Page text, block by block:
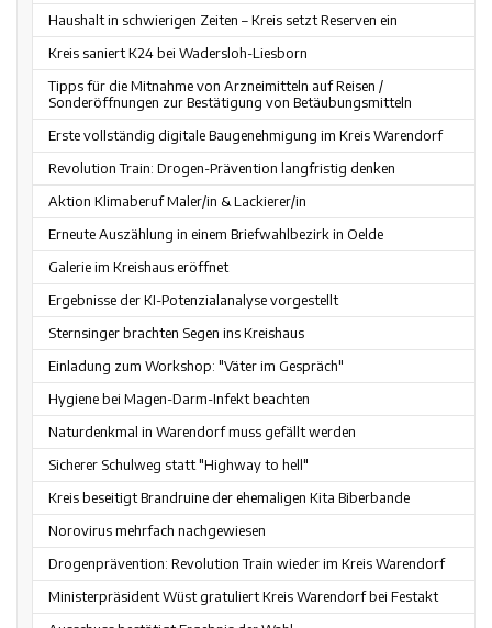
Haushalt in schwierigen Zeiten – Kreis setzt Reserven ein
Kreis saniert K24 bei Wadersloh-Liesborn
Tipps für die Mitnahme von Arzneimitteln auf Reisen /
Sonderöffnungen zur Bestätigung von Betäubungsmitteln
Erste vollständig digitale Baugenehmigung im Kreis Warendorf
Revolution Train: Drogen-Prävention langfristig denken
Aktion Klimaberuf Maler/in & Lackierer/in
Erneute Auszählung in einem Briefwahlbezirk in Oelde
Galerie im Kreishaus eröffnet
Ergebnisse der KI-Potenzialanalyse vorgestellt
Sternsinger brachten Segen ins Kreishaus
Einladung zum Workshop: "Väter im Gespräch"
Hygiene bei Magen-Darm-Infekt beachten
Naturdenkmal in Warendorf muss gefällt werden
Sicherer Schulweg statt "Highway to hell"
Kreis beseitigt Brandruine der ehemaligen Kita Biberbande
Norovirus mehrfach nachgewiesen
Drogenprävention: Revolution Train wieder im Kreis Warendorf
Ministerpräsident Wüst gratuliert Kreis Warendorf bei Festakt